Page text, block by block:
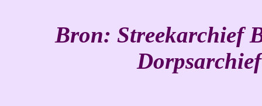
Bron: Streekarchief